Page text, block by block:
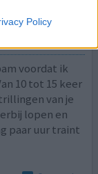
Policy
voordat ik
10 tot 15 keer
van je
lopen en
paar uur traint